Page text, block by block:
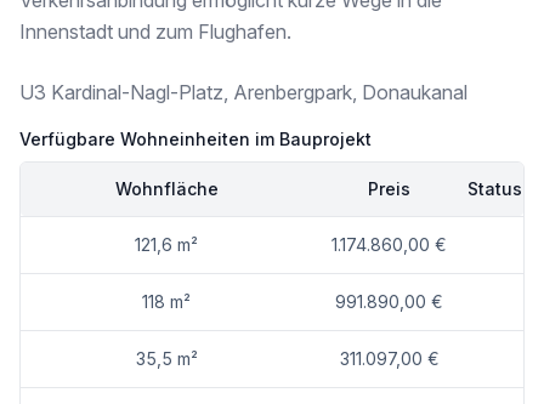
Kindergarten <250m
Supermarkt <250m
Bäckerei <250m
Einkaufszentrum <250m
Polizei <500m
Verkehr
Innenstadt und zum Flughafen.
U3 Kardinal-Nagl-Platz, Arenbergpark, Donaukanal
Verfügbare Wohneinheiten im Bauprojekt
Wohnfläche Preis Status
121,6 m² 1.174.860,00 €
118 m² 991.890,00 €
35,5 m² 311.097,00 €